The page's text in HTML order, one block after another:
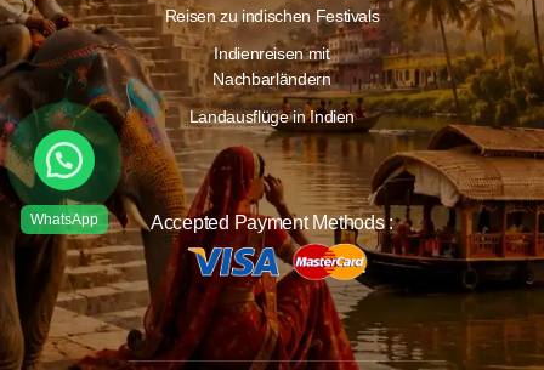
Reisen zu indischen Festivals
Indienreisen mit
Nachbarländern
Landausflüge in Indien
Accepted Payment Methods :